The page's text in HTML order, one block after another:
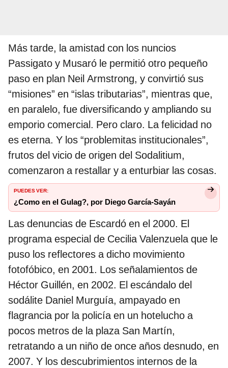
Más tarde, la amistad con los nuncios
Passigato y Musaró le permitió otro pequeño
paso en plan Neil Armstrong, y convirtió sus
“misiones” en “islas tributarias”, mientras que,
en paralelo, fue diversificando y ampliando su
emporio comercial. Pero claro. La felicidad no
es eterna. Y los “problemitas institucionales”,
frutos del vicio de origen del Sodalitium,
comenzaron a restallar y a enturbiar las cosas.
PUEDES VER:
¿Como en el Gulag?, por Diego García-Sayán
Las denuncias de Escardó en el 2000. El
programa especial de Cecilia Valenzuela que le
puso los reflectores a dicho movimiento
fotofóbico, en 2001. Los señalamientos de
Héctor Guillén, en 2002. El escándalo del
sodálite Daniel Murguía, ampayado en
flagrancia por la policía en un hotelucho a
pocos metros de la plaza San Martín,
retratando a un niño de once años desnudo, en
2007. Y los descubrimientos internos de la